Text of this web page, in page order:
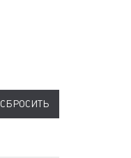
СБРОСИТЬ